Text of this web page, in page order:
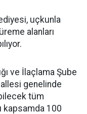
uçkunla
alanları
ve İlaçlama Şube
genelinde
tüm
kapsamda 100